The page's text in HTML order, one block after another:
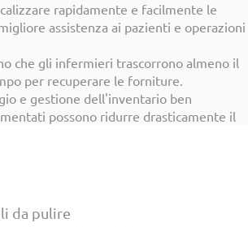
rapidamente e facilmente le
assistenza ai pazienti e operazioni
che gli infermieri trascorrono almeno il
per recuperare le forniture.
e gestione dell'inventario ben
possono ridurre drasticamente il
da pulire